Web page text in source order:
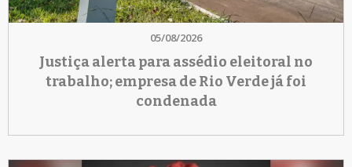
05/08/2026
Justiça alerta para assédio eleitoral no
trabalho; empresa de Rio Verde já foi
condenada